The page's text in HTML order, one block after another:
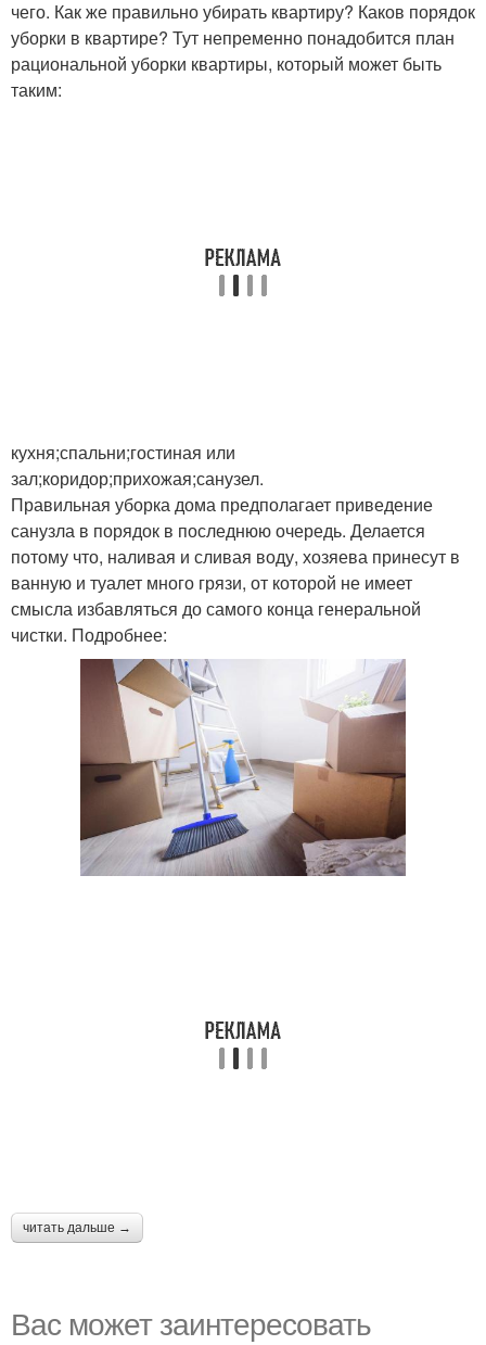
чего. Как же правильно убирать квартиру? Каков порядок
уборки в квартире? Тут непременно понадобится план
рациональной уборки квартиры, который может быть
таким:
кухня;спальни;гостиная или
зал;коридор;прихожая;санузел.
Правильная уборка дома предполагает приведение
санузла в порядок в последнюю очередь. Делается
потому что, наливая и сливая воду, хозяева принесут в
ванную и туалет много грязи, от которой не имеет
смысла избавляться до самого конца генеральной
чистки. Подробнее:
читать дальше →
Вас может заинтересовать